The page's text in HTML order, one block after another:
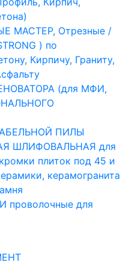
МАСТЕР, Отрезные /
) по
Кирпичу, Граниту,
(для МФИ,
ПИЛЫ
ШЛИФОВАЛЬНАЯ для
плиток под 45 и
керамогранита
для